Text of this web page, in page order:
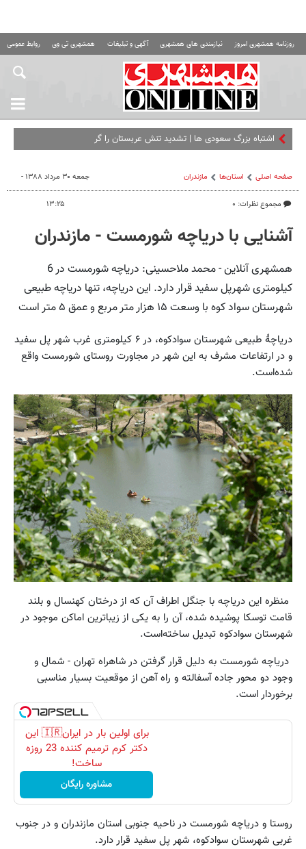
روزنامه همشهری امروز نیازمندی های همشهری آگهی و تبلیغات همشهری تی وی روابط عمومی
اشتباه بزرگ سعودی ها | تشدید تنش عربستان را گرفتار کرد
صفحه اصلی استان‌ها مازندران
مجموع نظرات: ۰
جمعه ۳۰ مرداد ۱۳۸۸ -
۱۳:۲۵
آشنایی با دریاچه شورمست - مازندران
همشهری آنلاین - محمد ملاحسینی: دریاچه شورمست در 6
کیلومتری شهرپل سفید قرار دارد. این دریاچه، تنها دریاچه طبیعی
شهرستان سواد کوه با وسعت ۱۵ هزار متر مربع و عمق ۵ متر است
دریاچهٔ طبیعی شهرستان سوادکوه، در ۶ کیلومتری غرب شهر پل سفید
و در ارتفاعات مشرف به این شهر در مجاورت روستای شورمست واقع
شده‌است.
منظره این دریاچه با جنگل اطراف آن که از درختان کهنسال و بلند
قامت توسکا پوشیده شده، آن را به یکی از زیباترین اماکن موجود در
شهرستان سوادکوه تبدیل ساخته‌است.
دریاچه شورمست به دلیل قرار گرفتن در شاهراه تهران - شمال و
وجود دو محور جاده آسفالته و راه آهن از موقعیت بسیار مناسبی
برخوردار است.
برای اولین بار در ایران🇮🇷 این
دکتر کرم ترمیم کننده 23 روزه
ساخت!
مشاوره رایگان
روستا و دریاچه شورمست در ناحیه جنوبی استان مازندران و در جنوب
غربی شهرستان سوادکوه، شهر پل سفید قرار دارد.